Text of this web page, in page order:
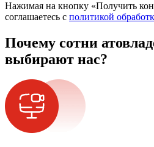
Нажимая на кнопку «Получить
соглашаетесь с политикой
Почему сотни
выбирают нас?